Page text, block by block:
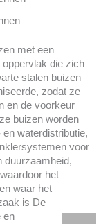
met een
die zich
stalen buizen
zodat ze
en de voorkeur
buizen worden
waterdistributie,
voor
duurzaamheid,
het
waar het
is De
en